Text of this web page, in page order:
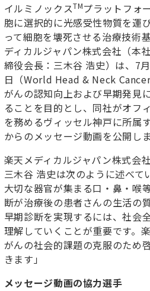
イルミノックスTMプラットフォ
胞に選択的に光感受性物質を運
って細胞を壊死させる治療技術
ディカルジャパン株式会社（本
締役会長：三木谷 浩史）は、7
日（World Head & Neck
がんの認知向上および早期発見
ることを目的とし、同社がオフ
を務めるヴィッセル神戸に所属
からのメッセージ動画を公開しま
楽天メディカルジャパン株式会
三木谷 浩史は次のように述べて
大切な器官が集まる口・鼻・喉
断が治療後の患者さんの生活の
早期診断を実現するには、社会
理解していくことが重要です。
がんの社会的課題の克服のため
きます」
メッセージ動画の協力選手